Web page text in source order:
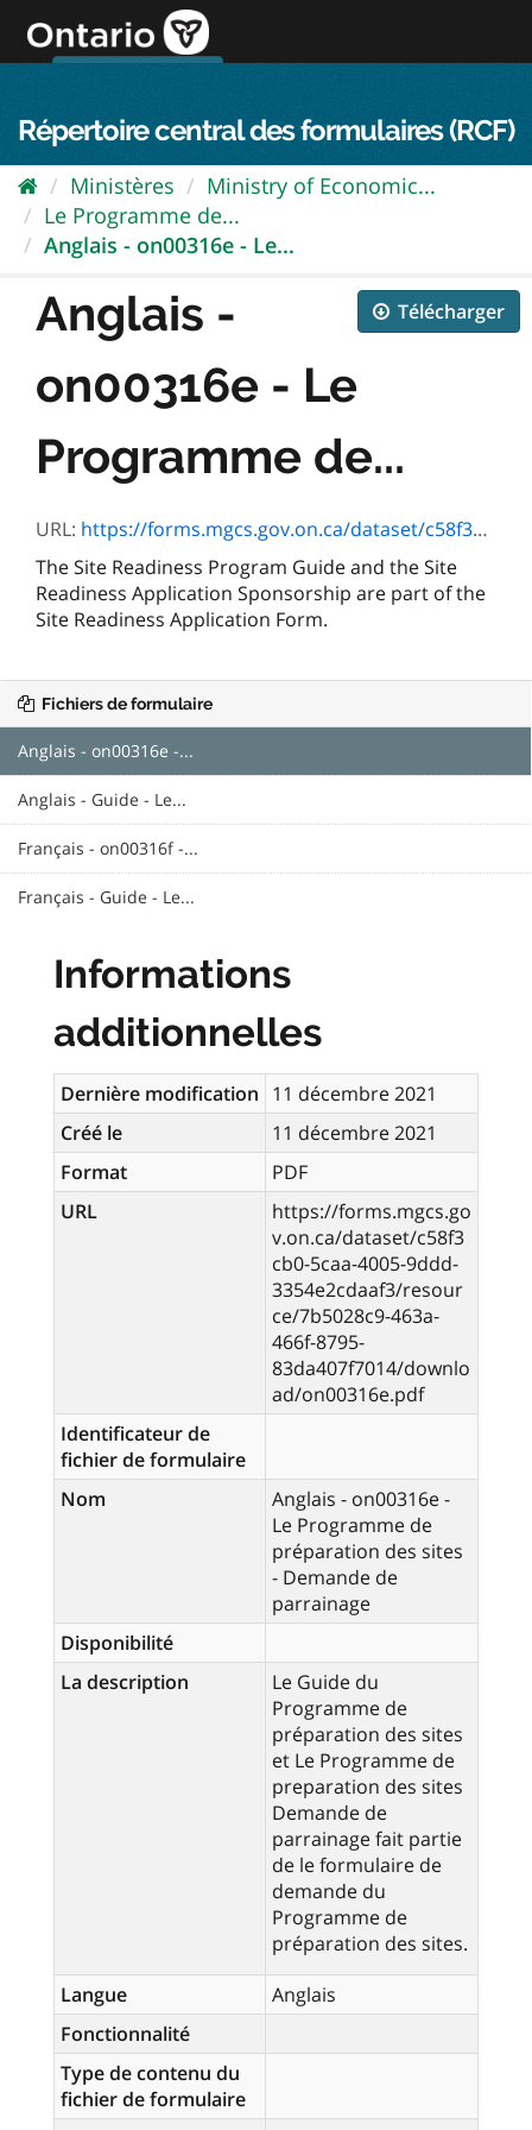
directement
au
Répertoire central des formulaires (RCF)
Ministères
Ministry of Economic...
Le Programme de...
Anglais - on00316e - Le...
Télécharger
Anglais -
on00316e - Le
Programme de...
URL: https://forms.mgcs.gov.on.ca/dataset/c58f3cb0-5caa-4005-9ddd-3354e2cdaaf3/resource/7b5028c9-463a-466f-8795-83da407f7014/download/on00316e.pdf
The Site Readiness Program Guide and the Site
Readiness Application Sponsorship are part of the
Site Readiness Application Form.
Fichiers de formulaire
Anglais - on00316e -...
Anglais - Guide - Le...
Français - on00316f -...
Français - Guide - Le...
Informations
additionnelles
Dernière modification 11 décembre 2021
Créé le
11 décembre 2021
Format
PDF
URL
https://forms.mgcs.go
v.on.ca/dataset/c58f3
cb0-5caa-4005-9ddd-
3354e2cdaaf3/resour
ce/7b5028c9-463a-
466f-8795-
83da407f7014/downlo
ad/on00316e.pdf
Identificateur de
fichier de formulaire
Nom
Anglais - on00316e -
Le Programme de
préparation des sites
- Demande de
parrainage
Disponibilité
La description
Le Guide du
Programme de
préparation des sites
et Le Programme de
preparation des sites
Demande de
parrainage fait partie
de le formulaire de
demande du
Programme de
préparation des sites.
Langue
Anglais
Fonctionnalité
Type de contenu du
fichier de formulaire